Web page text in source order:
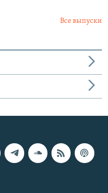
Все выпуски